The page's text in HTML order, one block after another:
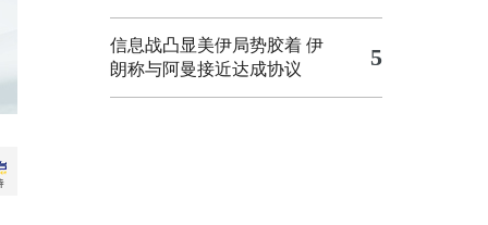
信息战凸显美伊局势胶着 伊
朗称与阿曼接近达成协议
5